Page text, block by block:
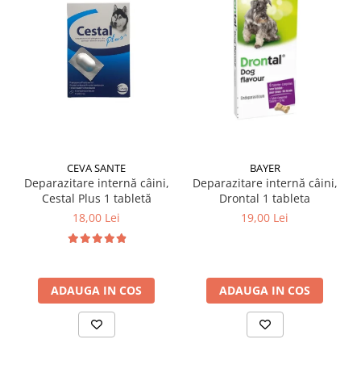
CEVA SANTE
Deparazitare internă câini,
Cestal Plus 1 tabletă
18,00 Lei
ADAUGA IN COS
BAYER
Deparazitare internă câini,
Drontal 1 tableta
19,00 Lei
ADAUGA IN COS